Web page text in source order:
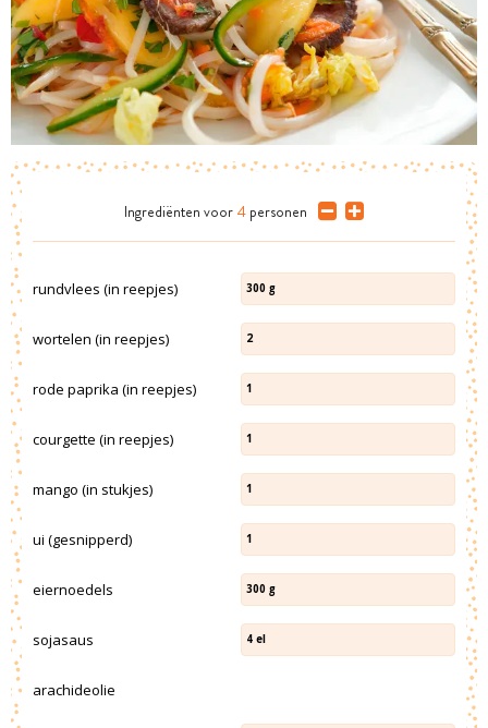
Ingrediënten voor 4 personen
rundvlees (in reepjes) 300 g
wortelen (in reepjes) 2
rode paprika (in reepjes) 1
courgette (in reepjes) 1
mango (in stukjes) 1
ui (gesnipperd) 1
eiernoedels 300 g
sojasaus 4 el
arachideolie